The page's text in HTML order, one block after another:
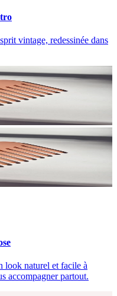
vintage, redessinée dans
look naturel et facile à
accompagner partout.